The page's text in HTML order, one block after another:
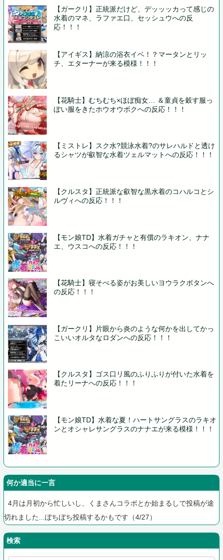
【ガークリ】正統派だけど、デッッッカって感じの
水着のマネ、ラファエ口、セッシュウへの反
応！！！
【アイギス】納涼の浴衣イベ！？マータンとリッ
チ、エターナーが来る模様！！！
【花騎士】むちむち×ほぼ痴女… ＆童貞を穀す服っ
ぽい服をきたホウオウボクへの反応！！！
【ミストレ】スク水?競泳水着?のサレハルドと透け
るシャツが叡智な水着ツェルマットへの反応！！！
【クルスタ】正統派な叡智な黒水着のコハルコとシ
ルヴィへの反応！！！
【モン娘TD】水着ガチャと有償のラキオン、ナナ
エ、ウスコへの反応！！！
【花騎士】寝そべる姿がお美しいヨウラクボタンへ
の反応！！！
【ガークリ】片眼から炎のような何かを出してかっ
こいいオルタなロダンへの反応！！！
【クルスタ】ゴス口リ風のふりふりが付いた水着を
着たリーナへの反応！！！
【モン娘TD】水着な夏！ハートサングラスのラキオ
ンとオシャレサングラスのナナエが来る模様！！！
何か適当に一言
4月は月初から忙しいし、くまさんコラボとか始まるしで投稿が途
切れました...ぼちぼち投稿するかもです（4/27）
検索